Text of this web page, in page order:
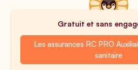
Gratuit et sans
Les assurances RC PRO
sanitaire